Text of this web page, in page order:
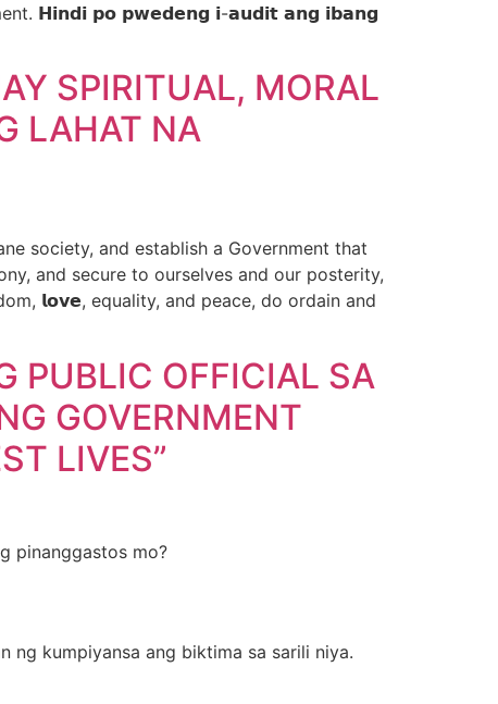
𝗛𝗶𝗻𝗱𝗶 𝗽𝗼 𝗽𝘄𝗲𝗱𝗲𝗻𝗴 𝗶-𝗮𝘂𝗱𝗶𝘁 𝗮𝗻𝗴 𝗶𝗯𝗮𝗻𝗴
SPIRITUAL, MORAL
LAHAT NA
society, and establish a Government that
and secure to ourselves and our posterity,
𝗹𝗼𝘃𝗲, equality, and peace, do ordain and
PUBLIC OFFICIAL SA
GOVERNMENT
LIVES”
pinanggastos mo?
ng kumpiyansa ang biktima sa sarili niya.